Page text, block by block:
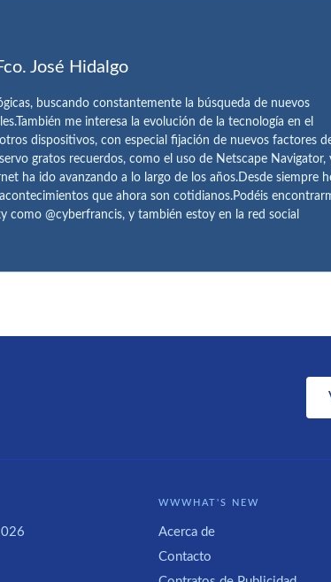
José Hidalgo
buscando constantemente la búsqueda de nuevos
me interesa la evolución de la tecnología en el
dispositivos, con especial fijación de nuevos factores
gratos recuerdos, como el uso de Netscape Navigator,
ha ido avanzando a lo largo de los años.Desde siempre
que ahora son cotidianos.Podéis
@cyberfrancis, y también estoy en la red social
WWWHAT'S NEW
Acerca de
Contacto